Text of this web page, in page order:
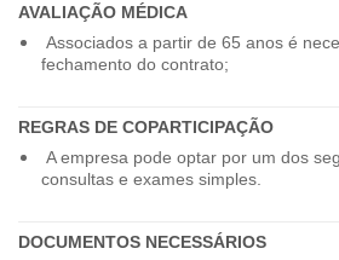
AVALIAÇÃO MÉDICA
Associados a partir de 65 anos é
fechamento do contrato;
REGRAS DE COPARTICIPAÇÃO
A empresa pode optar por um dos
consultas e exames simples.
DOCUMENTOS NECESSÁRIOS